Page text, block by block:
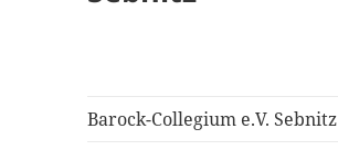
Barock-Collegium e.V. Sebnitz